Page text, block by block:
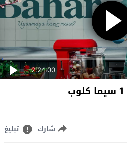
2:24:00
شارك تبليغ